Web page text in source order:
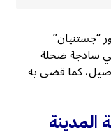
“جستنيان”
ساذجة ضحلة
كما قضی به